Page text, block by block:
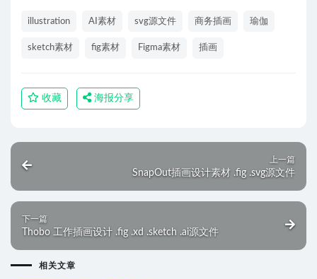
illustration AI素材 svg源文件 商务插画 瑜伽
sketch素材 fig素材 Figma素材 插画
收藏 海报分享
上一篇
SnapOut插画设计素材 .fig .svg源文件
下一篇
Thobo 工作插画设计 .fig .xd .sketch .ai源文件
相关文章